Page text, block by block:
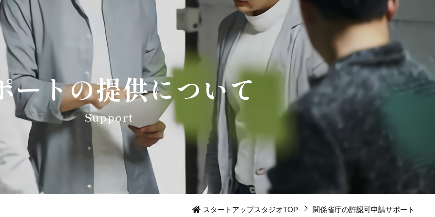
ートの提供について
Support
スタートアップスタジオTOP 関係省庁の許認可申請サポート